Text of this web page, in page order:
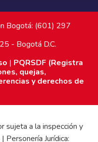
Bogotá: (601) 297
- Bogotá D.C.
| PQRSDF (Registra
quejas,
y derechos de
sujeta a la inspección y
Personería Jurídica: